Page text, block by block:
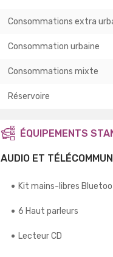
Consommations extra
Consommation urbaine
Consommations mixte
Réservoire
ÉQUIPEMENTS
AUDIO ET
Kit mains-libres
6 Haut parleurs
Lecteur CD